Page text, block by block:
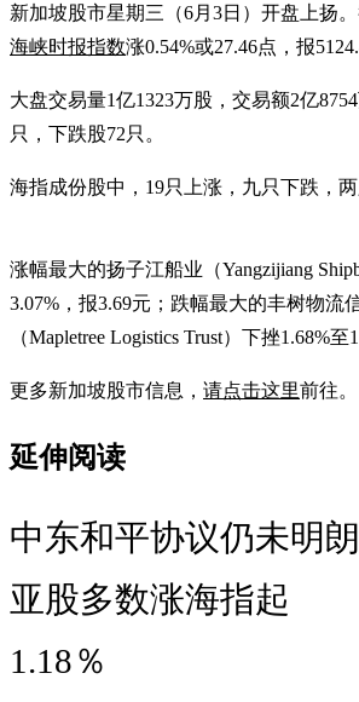
新加坡股市星期三（6月3日）开盘上扬
海峡时报指数涨0.54%或27.46点，报
大盘交易量1亿1323万股，交易额2亿
只，下跌股72只。
海指成份股中，19只上涨，九只下跌，两
涨幅最大的扬子江船业（Yangzijiang
3.07%，报3.69元；跌幅最大的丰树物流
（Mapletree Logistics Trust）下挫1.68%至
更多新加坡股市信息， 请点击这里前往。
延伸阅读
中东和平协议仍未明朗
亚股多数涨海指起
1.18％